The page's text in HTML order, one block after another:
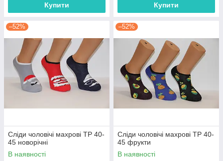
Купити Купити
–52%
Сліди чоловічі махрові ТР 40-
45 новорічні
В наявності
–52%
Сліди чоловічі махрові ТР 40-
45 фрукти
В наявності